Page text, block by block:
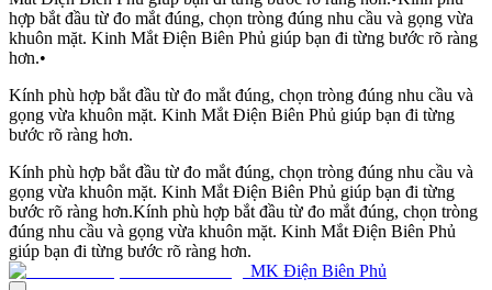
hợp bắt đầu từ đo mắt đúng, chọn tròng đúng nhu cầu và gọng vừa
khuôn mặt. Kinh Mắt Điện Biên Phủ giúp bạn đi từng bước rõ ràng
hơn.•
Kính phù hợp bắt đầu từ đo mắt đúng, chọn tròng đúng nhu cầu và
gọng vừa khuôn mặt. Kinh Mắt Điện Biên Phủ giúp bạn đi từng
bước rõ ràng hơn.
Kính phù hợp bắt đầu từ đo mắt đúng, chọn tròng đúng nhu cầu và
gọng vừa khuôn mặt. Kinh Mắt Điện Biên Phủ giúp bạn đi từng
bước rõ ràng hơn.Kính phù hợp bắt đầu từ đo mắt đúng, chọn tròng
đúng nhu cầu và gọng vừa khuôn mặt. Kinh Mắt Điện Biên Phủ
giúp bạn đi từng bước rõ ràng hơn.
MK Điện Biên Phủ